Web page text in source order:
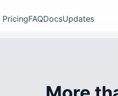
PricingFAQDocsUpdates